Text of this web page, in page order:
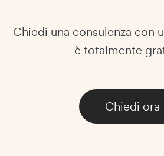
Chiedi una consulenza con
è totalmente
Chiedi ora